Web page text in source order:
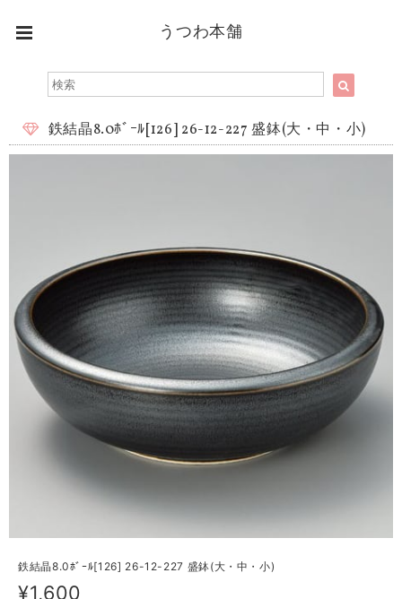
うつわ本舗
鉄結晶8.0ﾎﾞｰﾙ[126] 26-12-227 盛鉢(大・中・小)
鉄結晶8.0ﾎﾞｰﾙ[126] 26-12-227 盛鉢(大・中・小)
¥1,600